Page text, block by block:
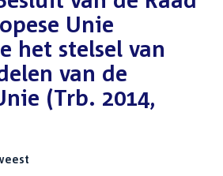
Unie
het stelsel van
van de
(Trb. 2014,